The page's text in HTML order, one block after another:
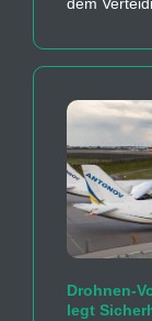
Drohnen-
legt